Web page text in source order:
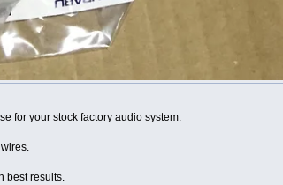
for your stock factory audio system.
best results.